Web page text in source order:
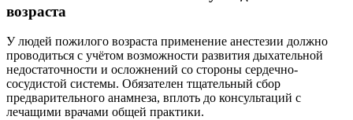
возраста
У людей пожилого возраста применение анестезии должно
проводиться с учётом возможности развития дыхательной
недостаточности и осложнений со стороны сердечно-
сосудистой системы. Обязателен тщательный сбор
предварительного анамнеза, вплоть до консультаций с
лечащими врачами общей практики.